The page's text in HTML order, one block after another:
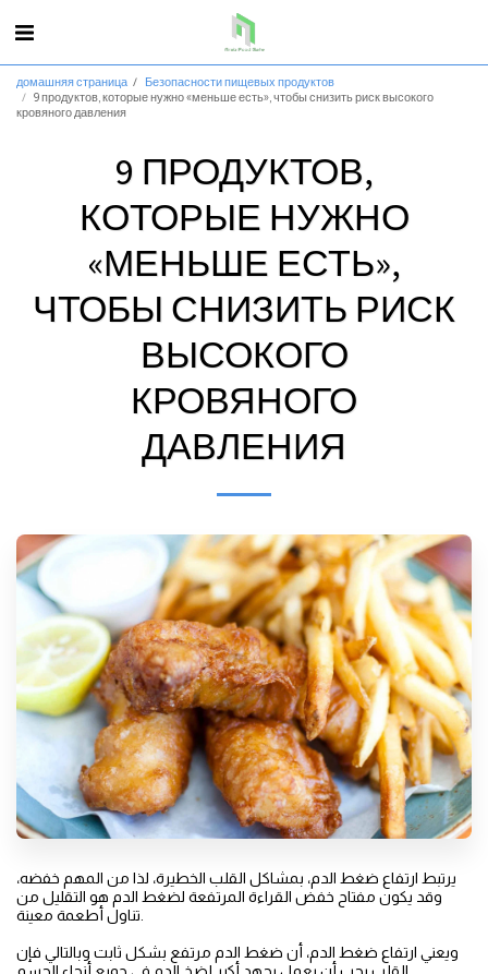
домашняя страница
Безопасности пищевых продуктов
9 продуктов, которые нужно «меньше есть», чтобы снизить риск высокого
кровяного давления
9 ПРОДУКТОВ,
КОТОРЫЕ НУЖНО
«МЕНЬШЕ ЕСТЬ»,
ЧТОБЫ СНИЗИТЬ РИСК
ВЫСОКОГО
КРОВЯНОГО
ДАВЛЕНИЯ
يرتبط ارتفاع ضغط الدم، بمشاكل القلب الخطيرة، لذا من المهم خفضه،
وقد يكون مفتاح خفض القراءة المرتفعة لضغط الدم هو التقليل من
ويعني ارتفاع ضغط الدم، أن ضغط الدم مرتفع بشكل ثابت وبالتالي فإن